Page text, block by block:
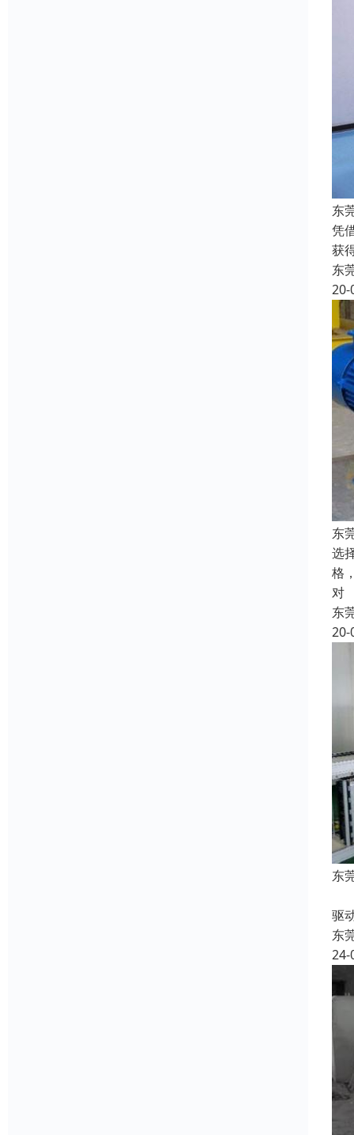
东
凭
获
东
20-
东
选
格
对
东
20-
东
驱
东
24-